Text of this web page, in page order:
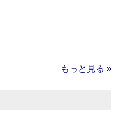
もっと見る »